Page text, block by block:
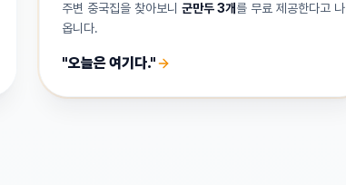
주변 중국집을 찾아보니 군만두 3개를 무료 제공한다고 나
옵니다.
"오늘은 여기다."